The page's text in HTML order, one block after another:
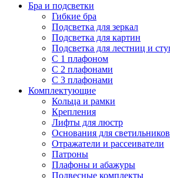
Бра и подсветки
Гибкие бра
Подсветка для зеркал
Подсветка для картин
Подсветка для лестниц и
С 1 плафоном
С 2 плафонами
С 3 плафонами
Комплектующие
Кольца и рамки
Крепления
Лифты для люстр
Основания для светильников
Отражатели и рассеиватели
Патроны
Плафоны и абажуры
Подвесные комплекты